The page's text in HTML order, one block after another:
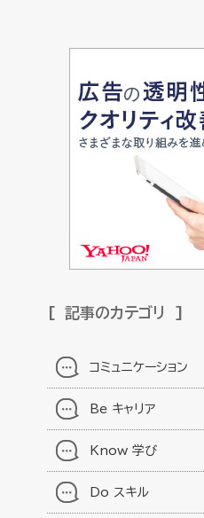
記事のカテゴリ
コミュニケーション
Be キャリア
Know 学び
Do スキル